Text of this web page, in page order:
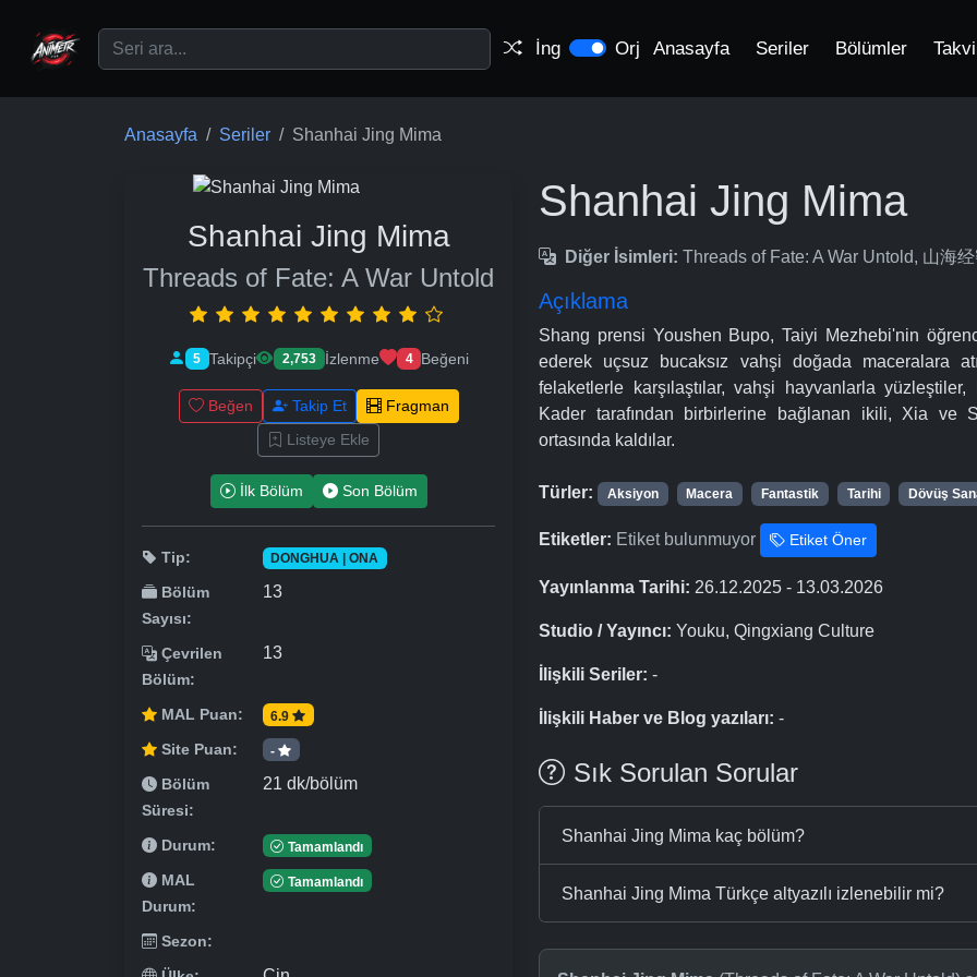
İng Orj Anasayfa Seriler Bölümler
Anasayfa Seriler Shanhai Jing Mima
Shanhai Jing Mima
Threads of Fate: A War Untold
5 Takipçi 2,753 İzlenme 4 Beğeni
Beğen Takip Et
Fragman
Listeye Ekle
İlk Bölüm Son Bölüm
Tip: DONGHUA | ONA
Bölüm
Sayısı:
13
Çevrilen
Bölüm:
13
MAL Puan: 6.9
Site Puan: -
Bölüm
Süresi:
21 dk/bölüm
Durum: Tamamlandı
MAL
Durum:
Tamamlandı
Sezon:
Shanhai Jing Mima
Diğer İsimleri: Threads of Fate: A War Untold, 山海
Açıklama
Shang prensi Youshen Bupo, Taiyi Mezhebi'nin
ederek uçsuz bucaksız vahşi doğada maceralara
felaketlerle karşılaştılar, vahşi hayvanlarla yüzleştiler,
Kader tarafından birbirlerine bağlanan ikili, Xia ve
ortasında kaldılar.
Türler: Aksiyon Macera Fantastik Tarihi Dövüş
Etiketler: Etiket bulunmuyor Etiket Öner
Yayınlanma Tarihi: 26.12.2025 - 13.03.2026
Studio / Yayıncı: Youku, Qingxiang Culture
İlişkili Seriler: -
İlişkili Haber ve Blog yazıları: -
Sık Sorulan Sorular
Shanhai Jing Mima kaç bölüm?
Shanhai Jing Mima Türkçe altyazılı izlenebilir mi?